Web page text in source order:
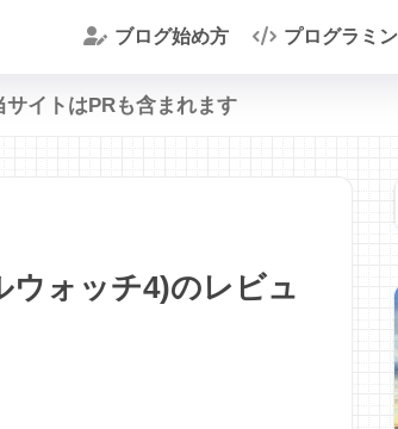
ブログ始め方 プログラミ
サイトはPRも含まれます
ウォッチ4)のレビュ